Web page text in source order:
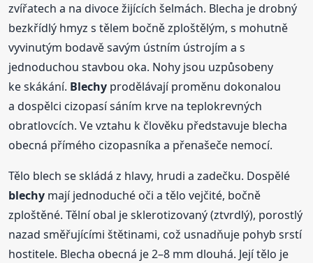
zvířatech a na divoce žijících šelmách. Blecha je drobný
bezkřídlý hmyz s tělem bočně zploštělým, s mohutně
vyvinutým bodavě savým ústním ústrojím a s
jednoduchou stavbou oka. Nohy jsou uzpůsobeny
ke skákání. Blechy prodělávají proměnu dokonalou
a dospělci cizopasí sáním krve na teplokrevných
obratlovcích. Ve vztahu k člověku představuje blecha
obecná přímého cizopasníka a přenašeče nemocí.
Tělo blech se skládá z hlavy, hrudi a zadečku. Dospělé
blechy mají jednoduché oči a tělo vejčité, bočně
zploštěné. Tělní obal je sklerotizovaný (ztvrdlý), porostlý
nazad směřujícími štětinami, což usnadňuje pohyb srstí
hostitele. Blecha obecná je 2–8 mm dlouhá. Její tělo je